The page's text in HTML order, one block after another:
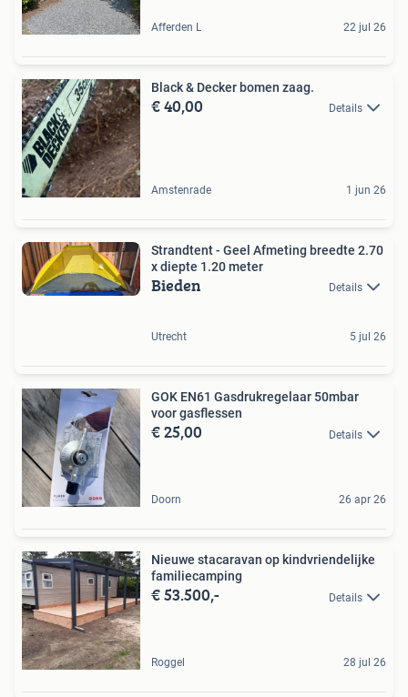
Afferden L 22 jul 26
Black & Decker bomen zaag.
€ 40,00 Details
Amstenrade 1 jun 26
Strandtent - Geel Afmeting breedte 2.70
x diepte 1.20 meter
Bieden Details
Utrecht 5 jul 26
GOK EN61 Gasdrukregelaar 50mbar
voor gasflessen
€ 25,00 Details
Doorn 26 apr 26
Nieuwe stacaravan op kindvriendelijke
familiecamping
€ 53.500,- Details
Roggel 28 jul 26